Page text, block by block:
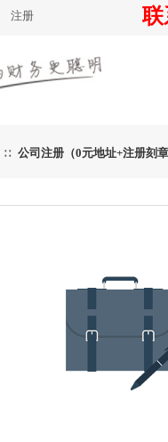
注册 联
∷ 公司注册（0元地址+注册刻章